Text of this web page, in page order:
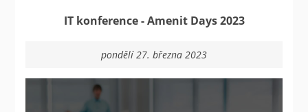
IT konference - Amenit Days 2023
pondělí 27. března 2023